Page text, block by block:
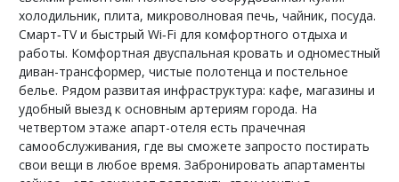
холодильник, плита, микроволновая печь, чайник, посуда.
Смарт‑TV и быстрый Wi‑Fi для комфортного отдыха и
работы. Комфортная двуспальная кровать и одноместный
диван-трансформер, чистые полотенца и постельное
белье. Рядом развитая инфраструктура: кафе, магазины и
удобный выезд к основным артериям города. На
четвертом этаже апарт-отеля есть прачечная
самообслуживания, где вы сможете запросто постирать
свои вещи в любое время. Забронировать апартаменты